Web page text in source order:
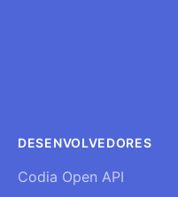
DESENVOLVEDORES
Codia Open API